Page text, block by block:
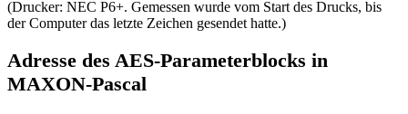
(Drucker: NEC P6+. Gemessen wurde vom Start des Drucks, bis
der Computer das letzte Zeichen gesendet hatte.)
Adresse des AES-Parameterblocks in
MAXON-Pascal